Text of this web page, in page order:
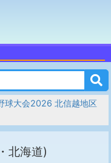
球大会2026 北信越地区
北海道)